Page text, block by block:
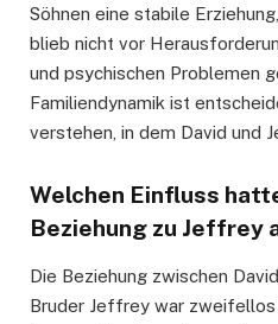
Söhnen eine stabile
blieb nicht vor
und psychischen Problemen
Familiendynamik ist
verstehen, in dem David und
Welchen Einfluss
Beziehung zu Jeffrey
Die Beziehung zwischen
Bruder Jeffrey war zweifellos